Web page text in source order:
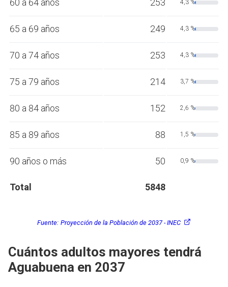
60 a 64 años 253 4,3 %
65 a 69 años 249 4,3 %
70 a 74 años 253 4,3 %
75 a 79 años 214 3,7 %
80 a 84 años 152 2,6 %
85 a 89 años 88 1,5 %
90 años o más 50 0,9 %
Total 5848
Fuente: Proyección de la Población de 2037 - INEC
Cuántos adultos mayores tendrá
Aguabuena en 2037